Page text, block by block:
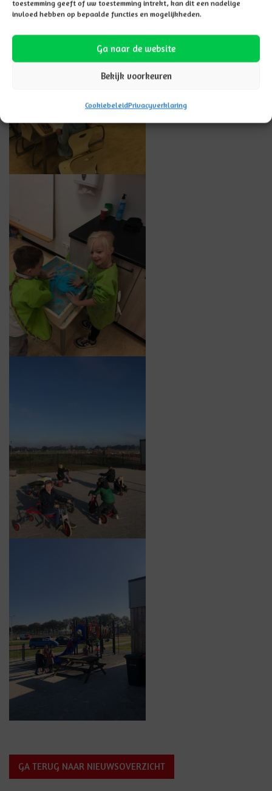
toestemming geeft of uw toestemming intrekt, kan dit een nadelige
invloed hebben op bepaalde functies en mogelijkheden.
Ga naar de website
Bekijk voorkeuren
CookiebeleidPrivacyverklaring
GA TERUG NAAR NIEUWSOVERZICHT